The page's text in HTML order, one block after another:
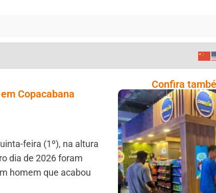
Copacabana
feira (1º), na altura
dia de 2026 foram
homem que acabou
Confira
Cencosud
Inovação No
Com A
Do Prezunic
Innovation
2026